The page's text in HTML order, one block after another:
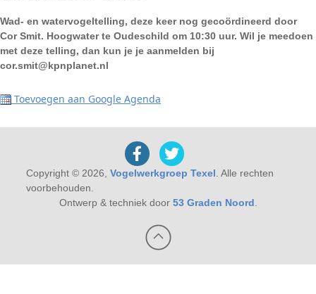
Wad- en watervogeltelling, deze keer nog gecoördineerd door
Cor Smit. Hoogwater te Oudeschild om 10:30 uur. Wil je meedoen
met deze telling, dan kun je je aanmelden bij
cor.smit@kpnplanet.nl
Toevoegen aan Google Agenda
Copyright © 2026, Vogelwerkgroep Texel . Alle rechten
voorbehouden.
Ontwerp & techniek door 53 Graden Noord